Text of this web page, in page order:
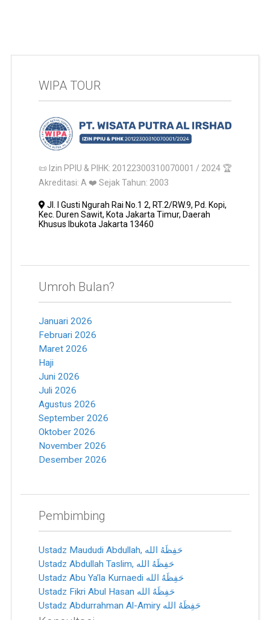
WIPA TOUR
📜 Izin PPIU & PIHK: 20122300310070001 / 2024 🏆
Akreditasi: A ❤️ Sejak Tahun: 2003
Jl. I Gusti Ngurah Rai No.1 2, RT.2/RW.9, Pd. Kopi,
Kec. Duren Sawit, Kota Jakarta Timur, Daerah
Khusus Ibukota Jakarta 13460
Umroh Bulan?
Januari 2026
Februari 2026
Maret 2026
Haji
Juni 2026
Juli 2026
Agustus 2026
September 2026
Oktober 2026
November 2026
Desember 2026
Pembimbing
Ustadz Maududi Abdullah, ﺣَﻔِﻈَﻪُ ﺍﻟﻠﻪ
Ustadz Abdullah Taslim, ﺣَﻔِﻈَﻪُ ﺍﻟﻠﻪ
Ustadz Abu Ya’la Kurnaedi ﺣَﻔِﻈَﻪُ ﺍﻟﻠﻪ
Ustadz Fikri Abul Hasan ﺣَﻔِﻈَﻪُ ﺍﻟﻠﻪ
Ustadz Abdurrahman Al-Amiry ﺣَﻔِﻈَﻪُ ﺍﻟﻠﻪ